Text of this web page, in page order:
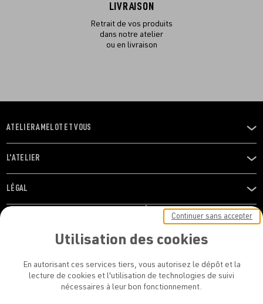
LIVRAISON
Retrait de vos produits
dans notre atelier
ou en livraison
OUVRIR
LE
MENU
ATELIER AMELOT ET VOUS
OUVRIR
LE
MENU
L'ATELIER
OUVRIR
LE
LÉGAL
RESTONS EN CONTACT ! ABONNEZ-VOUS À NOTRE
Utilisation des cookies
En autorisant ces services tiers, vous autorisez le dépôt et la
lecture de cookies et l'utilisation de technologies de suivi
nécessaires à leur bon fonctionnement.
Continuer sans accepter